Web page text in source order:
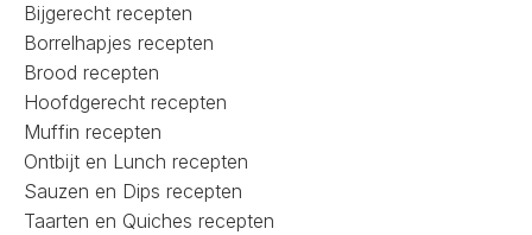
Bijgerecht recepten
Borrelhapjes recepten
Brood recepten
Hoofdgerecht recepten
Muffin recepten
Ontbijt en Lunch recepten
Sauzen en Dips recepten
Taarten en Quiches recepten